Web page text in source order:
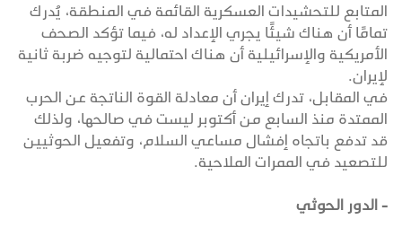
المتابع للتحشيدات العسكرية القائمة في المنطقة، يُدرك
تمامًا أن هناك شيئًا يجري الإعداد له، فيما تؤكد الصحف
الأمريكية والإسرائيلية أن هناك احتمالية لتوجيه ضربة ثانية
لإيران.
في المقابل، تدرك إيران أن معادلة القوة الناتجة عن الحرب
الممتدة منذ السابع من أكتوبر ليست في صالحها، ولذلك
قد تدفع باتجاه إفشال مساعي السلام، وتفعيل الحوثيين
للتصعيد في الممرات الملاحية.
- الدور الحوثي